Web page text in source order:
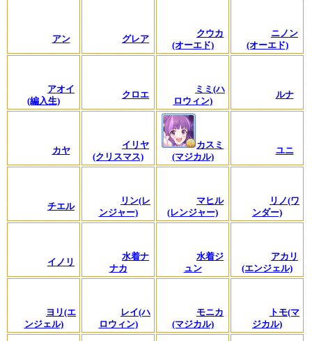
アン グレア
クウカ
(オーエド)
ニノン
(オーエド)
アオイ
(編入生)
クロエ
ミミ(ハ
ロウィン)
ルナ
カヤ
イリヤ
(クリスマス)
カスミ
(マジカル)
ユニ
チエル
リン(レ
ンジャー)
マヒル
(レンジャー)
リノ(ワ
ンダー)
イノリ
水着ナ
ナカ
水着ジ
ュン
アカリ
(エンジェル)
ヨリ(エ
ンジェル)
レイ(ハ
ロウィン)
モニカ
(マジカル)
トモ(マ
ジカル)